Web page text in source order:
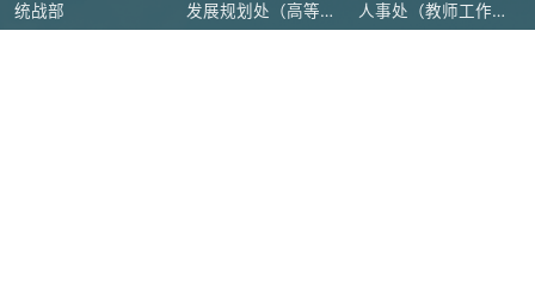
统战部 发展规划处（高等教育研究所） 人事处（教师工作部）